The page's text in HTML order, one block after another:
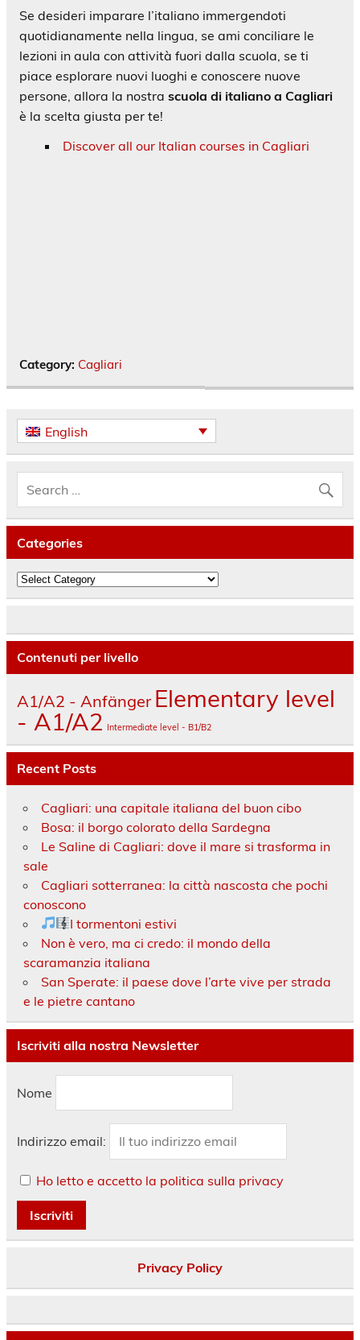
Se desideri imparare l’italiano immergendoti
quotidianamente nella lingua, se ami conciliare le
lezioni in aula con attività fuori dalla scuola, se ti
piace esplorare nuovi luoghi e conoscere nuove
persone, allora la nostra scuola di italiano a Cagliari
è la scelta giusta per te!
Discover all our Italian courses in Cagliari
Category: Cagliari
English
Categories
Categories
Contenuti per livello
A1/A2 - Anfänger Elementary level
- A1/A2 Intermediate level - B1/B2
Recent Posts
Cagliari: una capitale italiana del buon cibo
Bosa: il borgo colorato della Sardegna
Le Saline di Cagliari: dove il mare si trasforma in
sale
Cagliari sotterranea: la città nascosta che pochi
conoscono
I tormentoni estivi
Non è vero, ma ci credo: il mondo della
scaramanzia italiana
San Sperate: il paese dove l’arte vive per strada
e le pietre cantano
Iscriviti alla nostra Newsletter
Nome
Indirizzo email:
Ho letto e accetto la politica sulla privacy
Privacy Policy